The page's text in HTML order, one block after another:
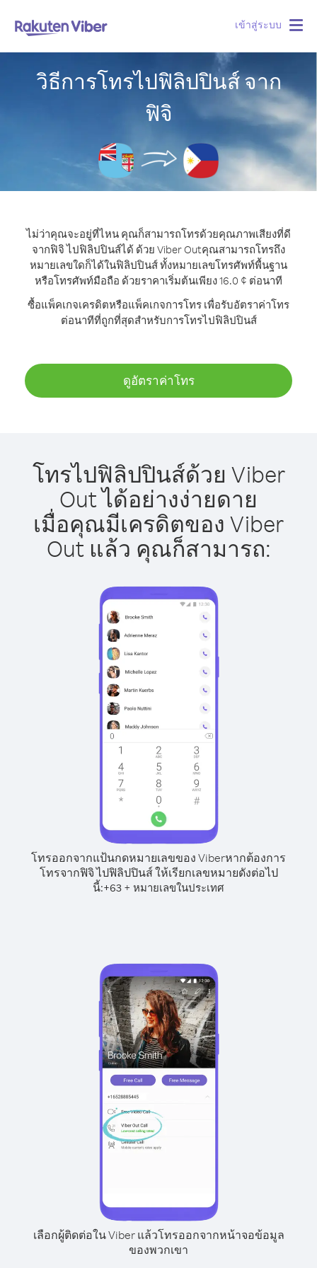
เข้าสู่ระบบ
วิธีการโทรไปฟิลิปปินส์ จาก
ฟิจิ
ไม่ว่าคุณจะอยู่ที่ไหน คุณก็สามารถโทรด้วยคุณภาพเสียงที่ดี
จากฟิจิ ไปฟิลิปปินส์ได้ ด้วย Viber Outคุณสามารถโทรถึง
หมายเลขใดก็ได้ในฟิลิปปินส์ ทั้งหมายเลขโทรศัพท์พื้นฐาน
หรือโทรศัพท์มือถือ ด้วยราคาเริ่มต้นเพียง 16.0 ¢ ต่อนาที
ซื้อแพ็คเกจเครดิตหรือแพ็คเกจการโทร เพื่อรับอัตราค่าโทร
ต่อนาทีที่ถูกที่สุดสำหรับการโทรไปฟิลิปปินส์
ดูอัตราค่าโทร
โทรไปฟิลิปปินส์ด้วย Viber
Out ได้อย่างง่ายดาย
เมื่อคุณมีเครดิตของ Viber
Out แล้ว คุณก็สามารถ:
โทรออกจากแป้นกดหมายเลขของ Viberหากต้องการ
โทรจากฟิจิ ไปฟิลิปปินส์ ให้เรียกเลขหมายดังต่อไป
นี้:+63 + หมายเลขในประเทศ
เลือกผู้ติดต่อใน Viber แล้วโทรออกจากหน้าจอข้อมูล
ของพวกเขา